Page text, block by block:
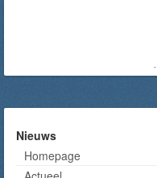
-
Nieuws
Homepage